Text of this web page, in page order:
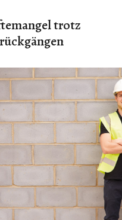
trotz